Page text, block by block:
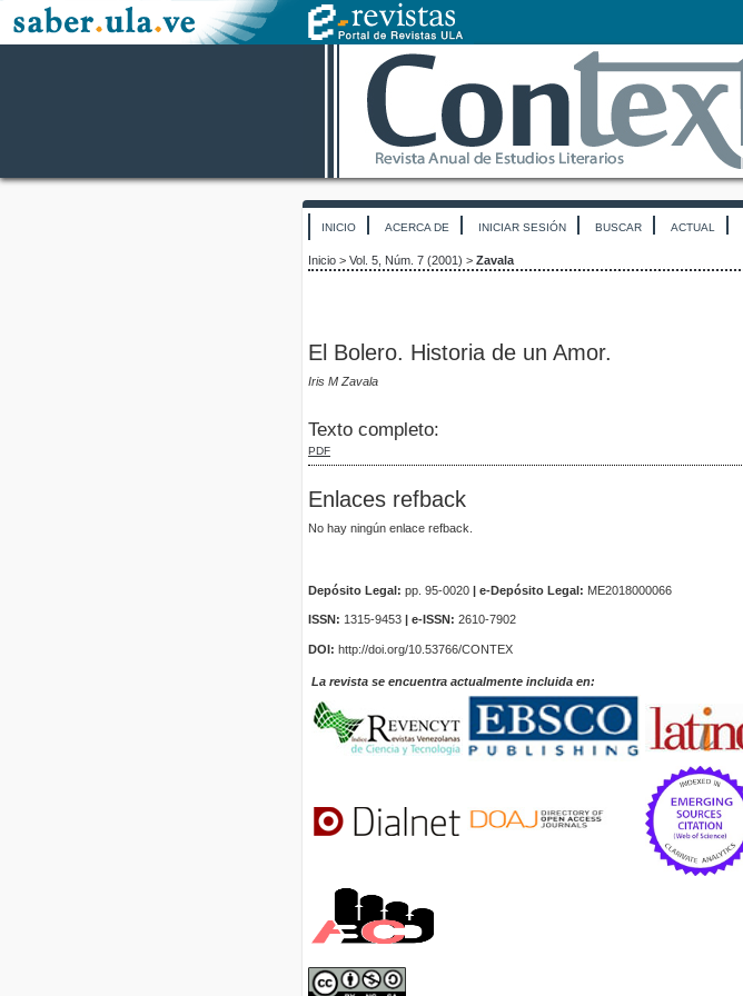
INICIO ACERCA DE INICIAR SESIÓN BUSCAR ACTUAL
Inicio > Vol. 5, Núm. 7 (2001) > Zavala
El Bolero. Historia de un Amor.
Iris M Zavala
Texto completo:
PDF
Enlaces refback
No hay ningún enlace refback.
Depósito Legal: pp. 95-0020 e-Depósito Legal: ME2018000066
ISSN: 1315-9453 | e-ISSN: 2610-7902
DOI: http://doi.org/10.53766/CONTEX
La revista se encuentra actualmente incluida en: